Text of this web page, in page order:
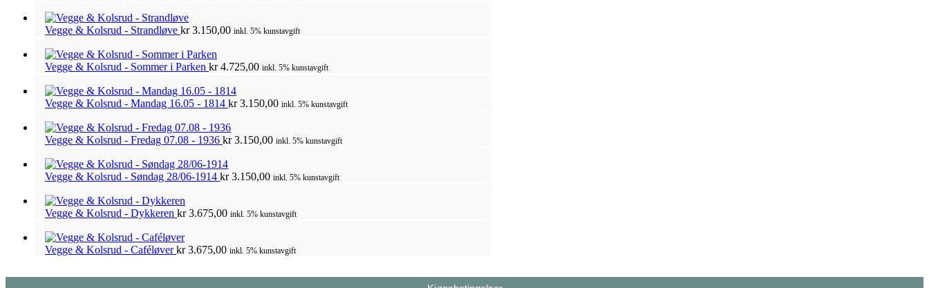
Vegge & Kolsrud - Strandløve kr3.150,00 inkl. 5% kunstavgift
Vegge & Kolsrud - Sommer i Parken kr4.725,00 inkl. 5% kunstavgift
Vegge & Kolsrud - Mandag 16.05 - 1814 kr3.150,00 inkl. 5% kunstavgift
Vegge & Kolsrud - Fredag 07.08 - 1936 kr3.150,00 inkl. 5% kunstavgift
Vegge & Kolsrud - Søndag 28/06-1914 kr3.150,00 inkl. 5% kunstavgift
Vegge & Kolsrud - Dykkeren kr3.675,00 inkl. 5% kunstavgift
Vegge & Kolsrud - Caféløverkr3.675,00 inkl. 5% kunstavgift